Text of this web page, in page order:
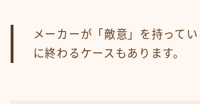
メーカーが「敵意」を持って
に終わるケースもあります。